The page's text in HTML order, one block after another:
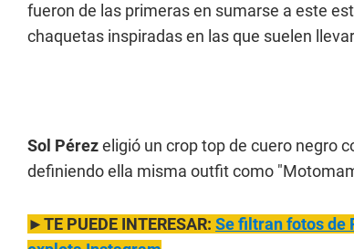
fueron de las primeras en sumarse a este
chaquetas inspiradas en las que suelen
Sol Pérezeligió un crop top de cuero negro
definiendo ella misma outfit como
►TE PUEDE INTERESAR: Se filtran fotos de